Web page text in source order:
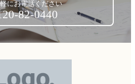
にお電話ください
82-0440